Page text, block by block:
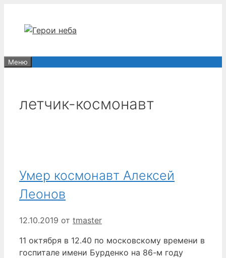
содержимому
Меню
летчик-космонавт
Умер космонавт Алексей
Леонов
12.10.2019 от tmaster
11 октября в 12.40 по московскому времени в
госпитале имени Бурденко на 86-м году